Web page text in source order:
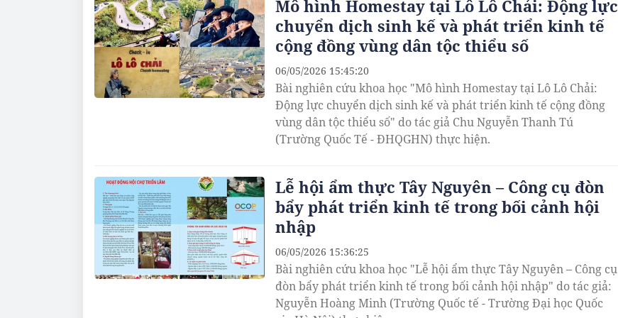
Mô hình Homestay tại Lô Lô Chải: Động lực
chuyển dịch sinh kế và phát triển kinh tế
cộng đồng vùng dân tộc thiểu số
Bài nghiên cứu khoa học "Mô hình Homestay tại Lô Lô Chải:
Động lực chuyển dịch sinh kế và phát triển kinh tế cộng đồng
vùng dân tộc thiểu số" do tác giả Chu Nguyễn Thanh Tú
(Trường Quốc Tế - ĐHQGHN) thực hiện.
06/05/2026 15:45:20
Lễ hội ẩm thực Tây Nguyên – Công cụ đòn
bẩy phát triển kinh tế trong bối cảnh hội
nhập
Bài nghiên cứu khoa học "Lễ hội ẩm thực Tây Nguyên – Công cụ
đòn bẩy phát triển kinh tế trong bối cảnh hội nhập" do tác giả:
Nguyễn Hoàng Minh (Trường Quốc tế - Trường Đại học Quốc
06/05/2026 15:36:25